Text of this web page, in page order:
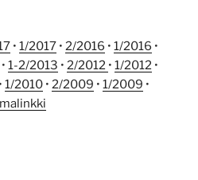
• 1/2017 • 2/2016 • 1/2016 •
• 1-2/2013 • 2/2012 • 1/2012 •
• 1/2010 • 2/2009 • 1/2009 •